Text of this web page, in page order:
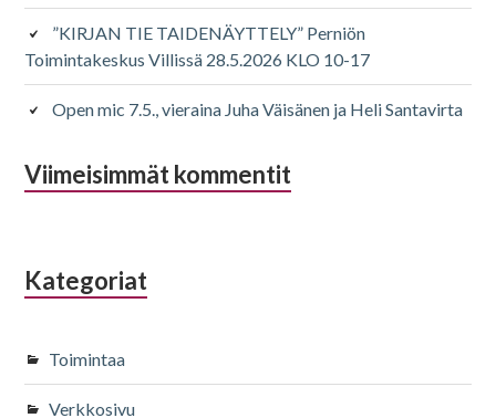
”KIRJAN TIE TAIDENÄYTTELY” Perniön
Toimintakeskus Villissä 28.5.2026 KLO 10-17
Open mic 7.5., vieraina Juha Väisänen ja Heli Santavirta
Viimeisimmät kommentit
Kategoriat
Toimintaa
Verkkosivu